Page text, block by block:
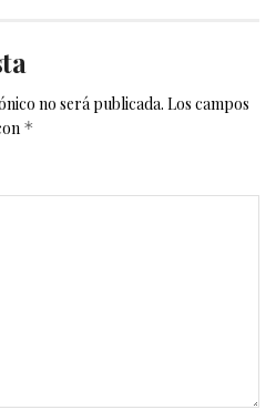
no será publicada. Los campos
*